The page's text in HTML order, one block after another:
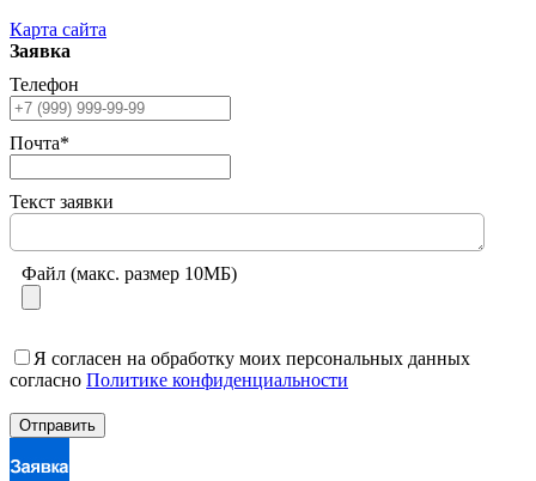
Карта сайта
Заявка
Телефон
Почта*
Текст заявки
Файл (макс. размер 10МБ)
Я согласен на обработку моих персональных данных
согласно Политике конфиденциальности